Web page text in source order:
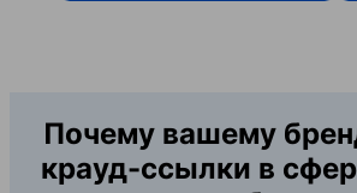
Почему вашему
крауд-ссылки в